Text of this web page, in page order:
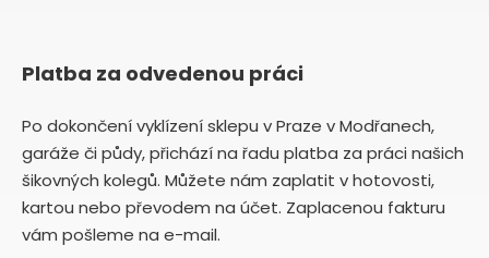
Platba za odvedenou práci
Po dokončení vyklízení sklepu v Praze v Modřanech,
garáže či půdy, přichází na řadu platba za práci našich
šikovných kolegů. Můžete nám zaplatit v hotovosti,
kartou nebo převodem na účet. Zaplacenou fakturu
vám pošleme na e-mail.